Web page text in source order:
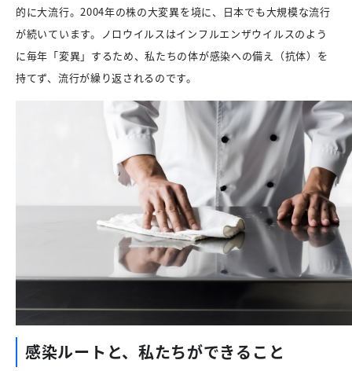
的に大流行。2004年の株の大変異を境に、日本でも大規模な流行
が続いています。ノロウイルスはインフルエンザウイルスのよう
に毎年「変異」するため、私たちの体が感染への備え（抗体）を
持てず、流行が繰り返されるのです。
感染ルートと、私たちができること